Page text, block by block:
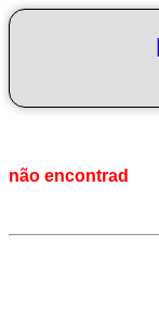
não encontrad